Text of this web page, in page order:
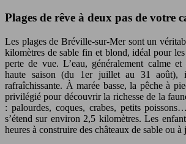
Plages de rêve à deux pas de votre
Les plages de Bréville-sur-Mer sont un
kilomètres de sable fin et blond, idéal pour les
perte de vue. L’eau, généralement calme
haute saison (du 1er juillet au 31 août),
rafraîchissante. À marée basse, la pêche à
privilégié pour découvrir la richesse de la
: palourdes, coques, crabes, petits
s’étend sur environ 2,5 kilomètres. Les
heures à construire des châteaux de sable ou à